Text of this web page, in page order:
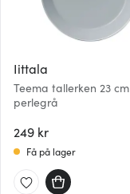
Iittala
Teema tallerken 23 cm
perlegrå
249 kr
Få på lager